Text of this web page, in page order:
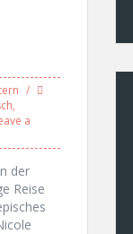
,
a
der
Reise